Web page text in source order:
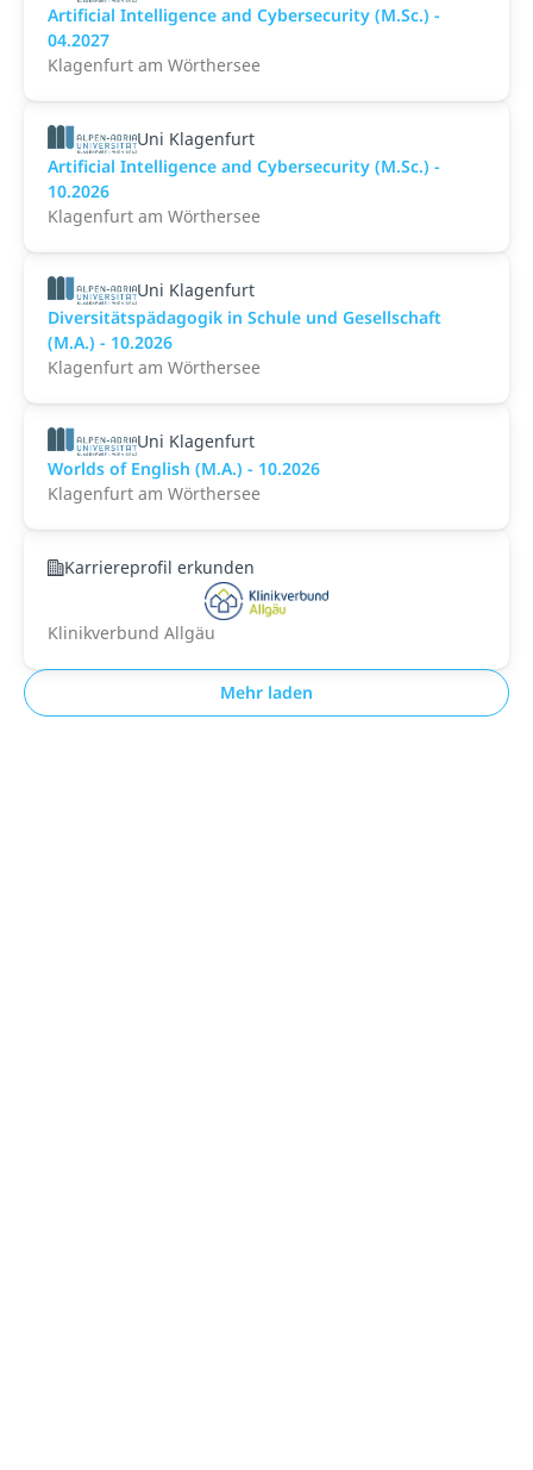
Artificial Intelligence and Cybersecurity (M.Sc.) -
04.2027
Klagenfurt am Wörthersee
Uni Klagenfurt
Artificial Intelligence and Cybersecurity (M.Sc.) -
10.2026
Klagenfurt am Wörthersee
Uni Klagenfurt
Diversitätspädagogik in Schule und Gesellschaft
(M.A.) - 10.2026
Klagenfurt am Wörthersee
Uni Klagenfurt
Worlds of English (M.A.) - 10.2026
Klagenfurt am Wörthersee
Karriereprofil erkunden
Klinikverbund Allgäu
Mehr laden